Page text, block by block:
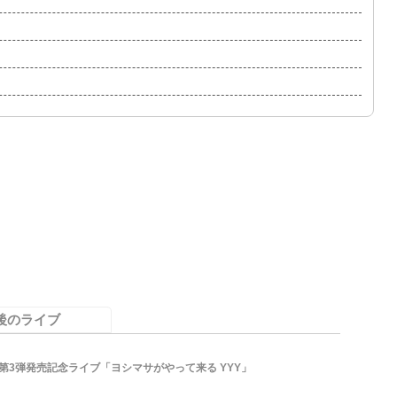
のライブ
3弾発売記念ライブ「ヨシマサがやって来る YYY」